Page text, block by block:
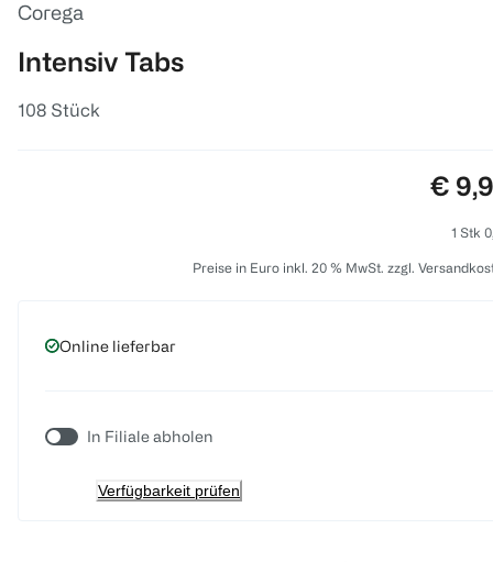
Corega
Intensiv Tabs
108 Stück
€
1 Stk
Preise in Euro inkl. 20 % MwSt. zzgl.
Online lieferbar
In Filiale abholen
Verfügbarkeit prüfen